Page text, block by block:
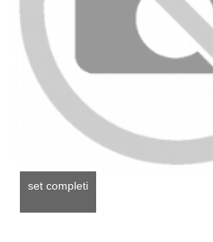
set completi